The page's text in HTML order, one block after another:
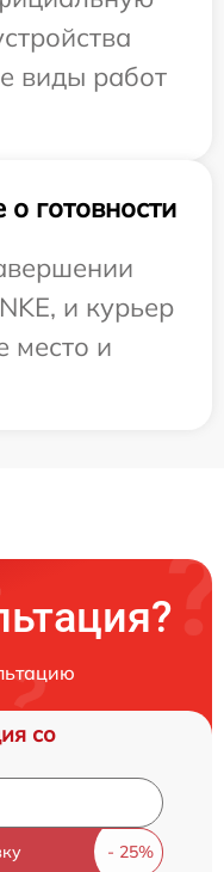
виды работ
готовности
и курьер
место и
со